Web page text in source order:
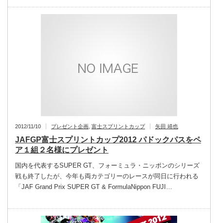
2012/11/10 プレゼント企画 富士スプリントカップ 矢田 靖也
JAFGP富士スプリントカップ2012 パドックパスをペ
ア１組２名様にプレゼント
国内を代表するSUPER GT、フォーミュラ・ニッポンのシリーズ
戦も終了したが、今年も両カテゴリーのレースが同日に行われる
「JAF Grand Prix SUPER GT & FormulaNippon FUJI…